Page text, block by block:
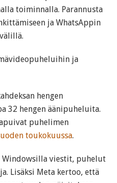
toiminnalla. Parannusta
ja WhatsAppin
ja
hengen
32 hengen äänipuheluita.
puhelimen
toukokuussa.
Windowsilla viestit, puhelut
Lisäksi Meta kertoo, että